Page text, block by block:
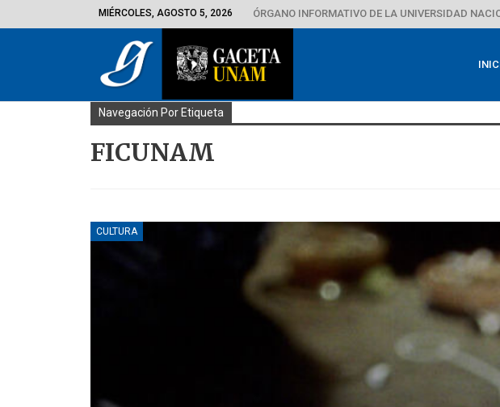
MIÉRCOLES, AGOSTO 5, 2026 ÓRGANO INFORMATIVO DE LA UNIVERSIDAD
Navegación Por Etiqueta
FICUNAM
CULTURA